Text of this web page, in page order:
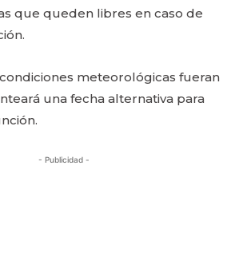
que queden libres en caso de
meteorológicas fueran
una fecha alternativa para
- Publicidad -